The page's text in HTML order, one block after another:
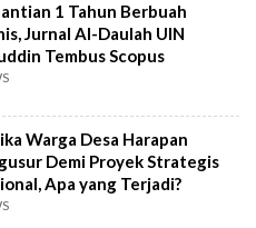
1 Tahun Berbuah
Jurnal Al-Daulah UIN
Tembus Scopus
Warga Desa Harapan
Demi Proyek Strategis
Apa yang Terjadi?